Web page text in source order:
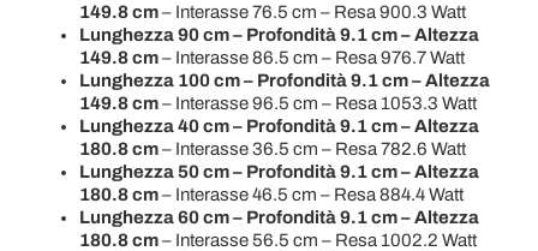
149.8 cm– Interasse 76.5 cm – Resa 900.3 Watt
Lunghezza 90 cm – Profondità 9.1 cm – Altezza
149.8 cm– Interasse 86.5 cm – Resa 976.7 Watt
Lunghezza 100 cm – Profondità 9.1 cm – Altezza
149.8 cm– Interasse 96.5 cm – Resa 1053.3 Watt
Lunghezza 40 cm – Profondità 9.1 cm – Altezza
180.8 cm– Interasse 36.5 cm – Resa 782.6 Watt
Lunghezza 50 cm – Profondità 9.1 cm – Altezza
180.8 cm– Interasse 46.5 cm – Resa 884.4 Watt
Lunghezza 60 cm – Profondità 9.1 cm – Altezza
180.8 cm– Interasse 56.5 cm – Resa 1002.2 Watt